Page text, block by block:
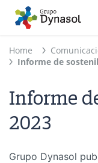
Home
Informe de
Informe
2023
Grupo Dynasol